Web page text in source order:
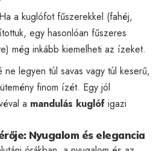
Ha a kuglófot fűszerekkel (fahéj,
egy hasonlóan fűszeres
még inkább kiemelheti az ízeket.
legyen túl savas vagy túl keserű,
finom ízét. Egy jól
a mandulás kuglóf igazi
Nyugalom és elegancia